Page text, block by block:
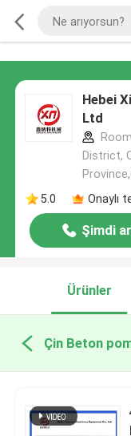
Hebei
Ltd
District,
5.0
Onaylı
Şimdi
Ürünler
Çin Beton